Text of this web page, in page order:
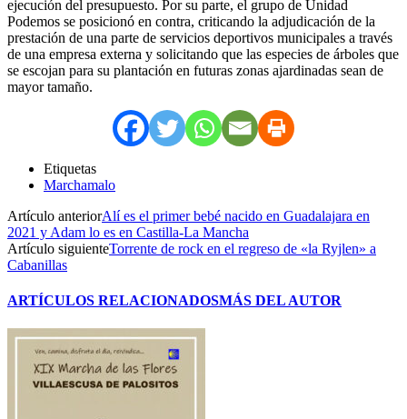
ejecución del presupuesto. Por su parte, el grupo de Unidad
Podemos se posicionó en contra, criticando la adjudicación de la
prestación de una parte de servicios deportivos municipales a través
de una empresa externa y solicitando que las especies de árboles que
se escojan para su plantación en futuras zonas ajardinadas sean de
mayor tamaño.
Etiquetas
Marchamalo
Artículo anteriorAlí es el primer bebé nacido en Guadalajara en
2021 y Adam lo es en Castilla-La Mancha
Artículo siguienteTorrente de rock en el regreso de «la Ryjlen» a
Cabanillas
ARTÍCULOS RELACIONADOSMÁS DEL AUTOR